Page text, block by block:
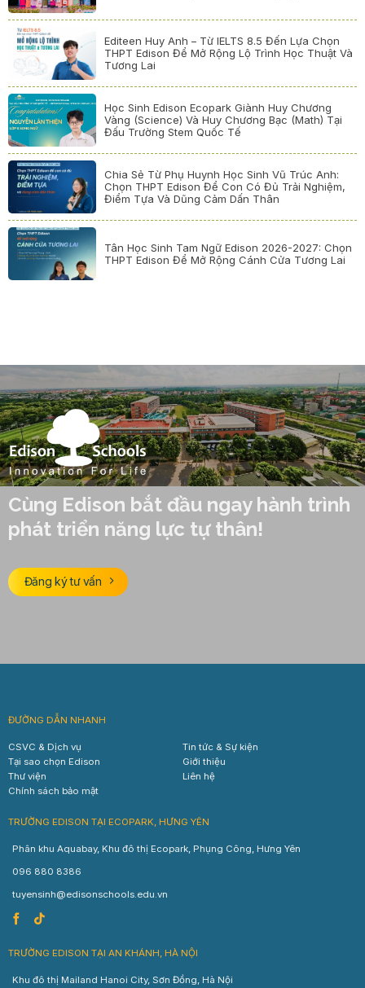
Editeen Huy Anh – Từ IELTS 8.5 Đến Lựa Chọn
THPT Edison Để Mở Rộng Lộ Trình Học Thuật Và
Tương Lai
Học Sinh Edison Ecopark Giành Huy Chương
Vàng (Science) Và Huy Chương Bạc (Math) Tại
Đấu Trường Stem Quốc Tế
Chia Sẻ Từ Phụ Huynh Học Sinh Vũ Trúc Anh:
Chọn THPT Edison Để Con Có Đủ Trải Nghiệm,
Điểm Tựa Và Dũng Cảm Dấn Thân
Tân Học Sinh Tam Ngữ Edison 2026-2027: Chọn
THPT Edison Để Mở Rộng Cánh Cửa Tương Lai
Cùng Edison bắt đầu ngay hành trình
phát triển năng lực tự thân!
Đăng ký tư vấn
ĐƯỜNG DẪN NHANH
CSVC & Dịch vụ
Tin tức & Sự kiện
Tại sao chọn Edison
Giới thiệu
Thư viện
Liên hệ
Chính sách bảo mật
TRƯỜNG EDISON TẠI ECOPARK, HƯNG YÊN
Phân khu Aquabay, Khu đô thị Ecopark, Phụng Công, Hưng Yên
096 880 8386
tuyensinh@edisonschools.edu.vn
TRƯỜNG EDISON TẠI AN KHÁNH, HÀ NỘI
Khu đô thị Mailand Hanoi City, Sơn Đồng, Hà Nội